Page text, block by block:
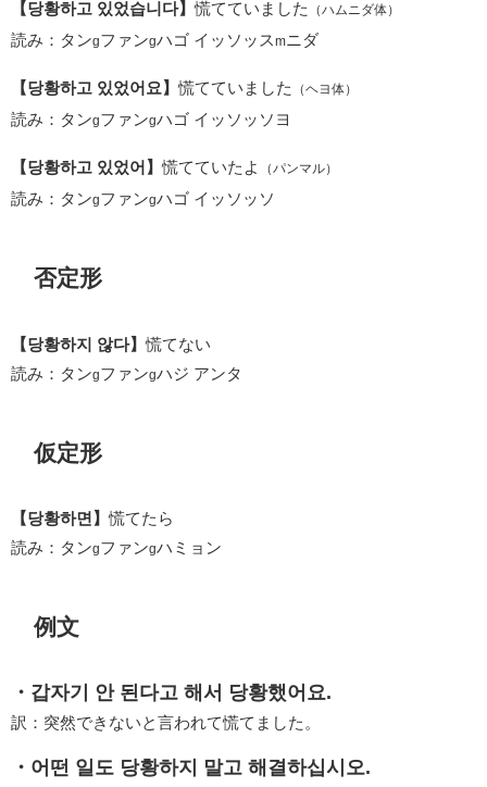
【당황하고 있었습니다】慌てていました （ハムニダ体）
読み：タンgファンgハゴ イッソッスmニダ
【당황하고 있었어요】慌てていました （ヘヨ体）
読み：タンgファンgハゴ イッソッソヨ
【당황하고 있었어】慌てていたよ （パンマル）
読み：タンgファンgハゴ イッソッソ
否定形
【당황하지 않다】慌てない
読み：タンgファンgハジ アンタ
仮定形
【당황하면】慌てたら
読み：タンgファンgハミョン
例文
・갑자기 안 된다고 해서 당황했어요.
訳：突然できないと言われて慌てました。
・어떤 일도 당황하지 말고 해결하십시오.